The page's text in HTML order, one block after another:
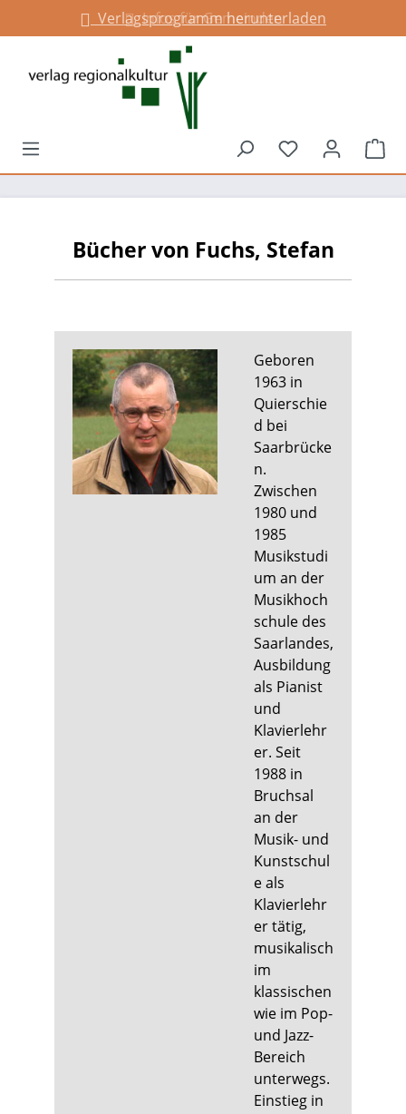
springenVerlagsprogramm herunterladen
Infos für Gemeinden
Du hast 0
Bücher von Fuchs, Stefan
Geboren
1963 in
Quierschie
d bei
Saarbrücke
n.
Zwischen
1980 und
1985
Musikstudi
um an der
Musikhoch
schule des
Saarlandes,
Ausbildung
als Pianist
und
Klavierlehr
er. Seit
1988 in
Bruchsal
an der
Musik- und
Kunstschul
e als
Klavierlehr
er tätig,
musikalisch
im
klassischen
wie im Pop-
und Jazz-
Bereich
unterwegs.
Einstieg in